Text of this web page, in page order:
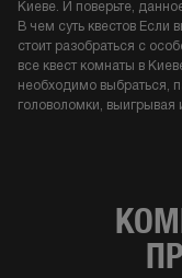
Киеве. И поверьте,
В чем суть квестов Если
стоит разобраться с
все квест комнаты в
необходимо выбраться,
головоломки, выигрывая